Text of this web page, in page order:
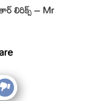
లిరిక్స్ – Mr